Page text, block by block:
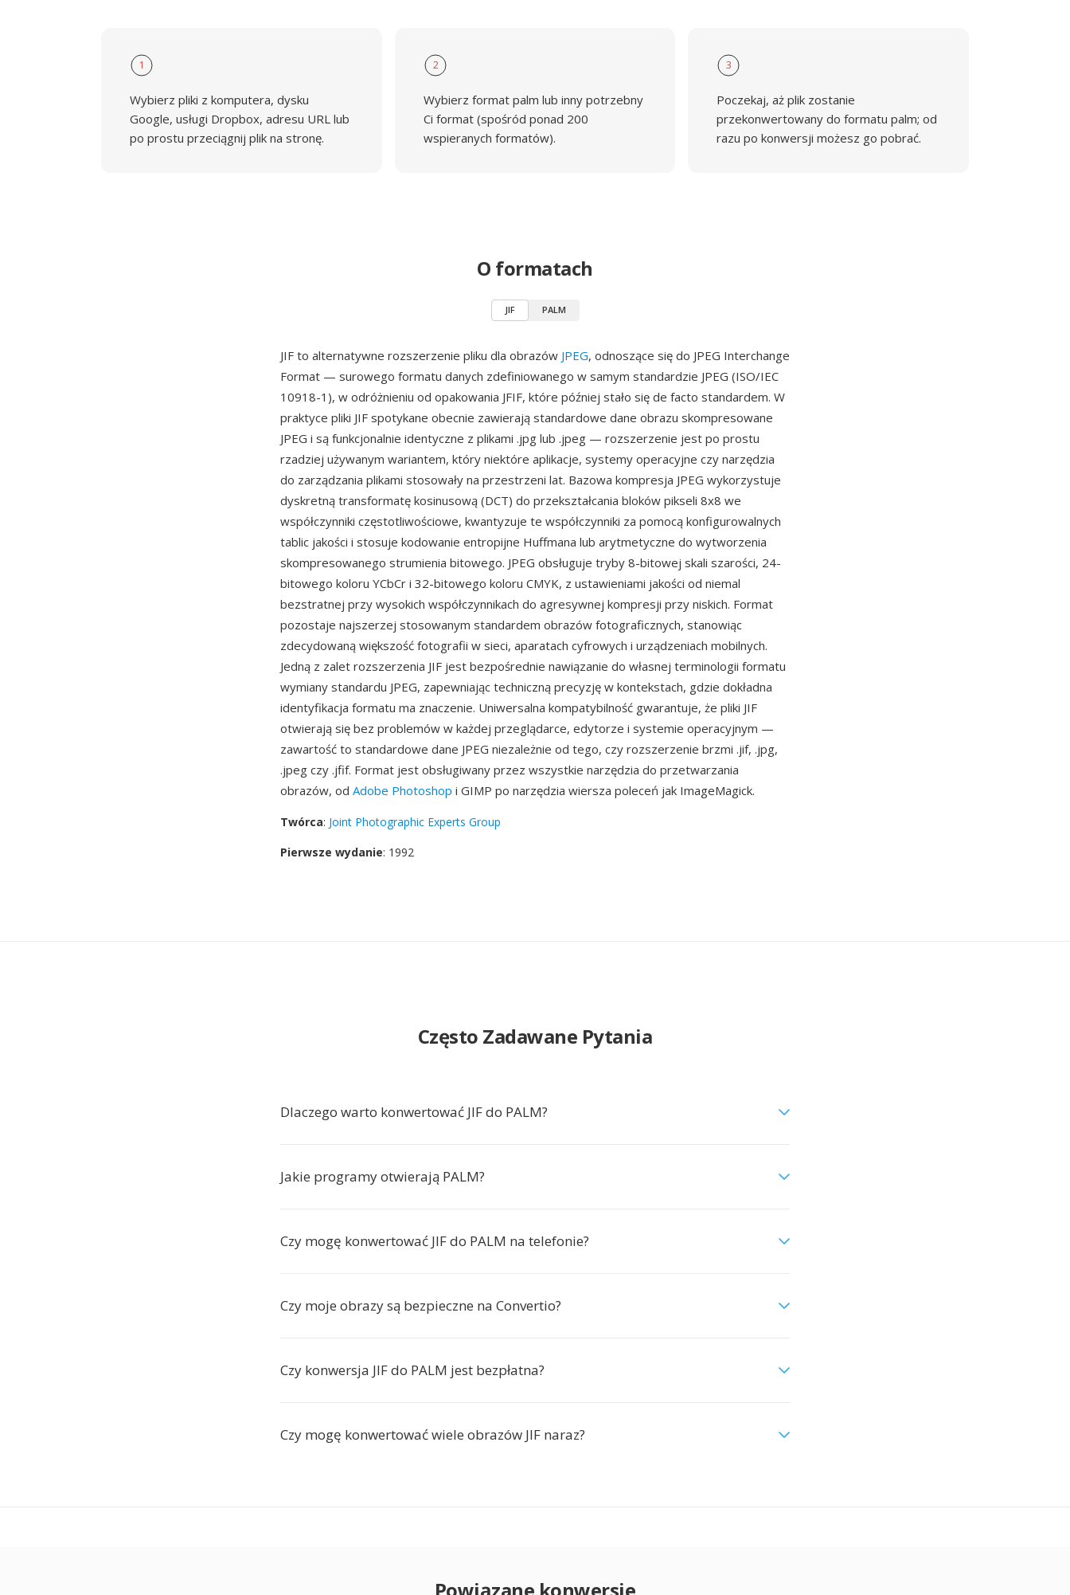
1
Wybierz pliki z komputera, dysku
Google, usługi Dropbox, adresu URL lub
po prostu przeciągnij plik na stronę.
2
Wybierz format palm lub inny potrzebny
Ci format (spośród ponad 200
wspieranych formatów).
3
Poczekaj, aż plik zostanie
przekonwertowany do formatu palm; od
razu po konwersji możesz go pobrać.
O formatach
JIF PALM
JIF to alternatywne rozszerzenie pliku dla obrazów JPEG, odnoszące się do JPEG Interchange
Format — surowego formatu danych zdefiniowanego w samym standardzie JPEG (ISO/IEC
10918-1), w odróżnieniu od opakowania JFIF, które później stało się de facto standardem. W
praktyce pliki JIF spotykane obecnie zawierają standardowe dane obrazu skompresowane
JPEG i są funkcjonalnie identyczne z plikami .jpg lub .jpeg — rozszerzenie jest po prostu
rzadziej używanym wariantem, który niektóre aplikacje, systemy operacyjne czy narzędzia
do zarządzania plikami stosowały na przestrzeni lat. Bazowa kompresja JPEG wykorzystuje
dyskretną transformatę kosinusową (DCT) do przekształcania bloków pikseli 8x8 we
współczynniki częstotliwościowe, kwantyzuje te współczynniki za pomocą konfigurowalnych
tablic jakości i stosuje kodowanie entropijne Huffmana lub arytmetyczne do wytworzenia
skompresowanego strumienia bitowego. JPEG obsługuje tryby 8-bitowej skali szarości, 24-
bitowego koloru YCbCr i 32-bitowego koloru CMYK, z ustawieniami jakości od niemal
bezstratnej przy wysokich współczynnikach do agresywnej kompresji przy niskich. Format
pozostaje najszerzej stosowanym standardem obrazów fotograficznych, stanowiąc
zdecydowaną większość fotografii w sieci, aparatach cyfrowych i urządzeniach mobilnych.
Jedną z zalet rozszerzenia JIF jest bezpośrednie nawiązanie do własnej terminologii formatu
wymiany standardu JPEG, zapewniając techniczną precyzję w kontekstach, gdzie dokładna
identyfikacja formatu ma znaczenie. Uniwersalna kompatybilność gwarantuje, że pliki JIF
otwierają się bez problemów w każdej przeglądarce, edytorze i systemie operacyjnym —
zawartość to standardowe dane JPEG niezależnie od tego, czy rozszerzenie brzmi .jif, .jpg,
.jpeg czy .jfif. Format jest obsługiwany przez wszystkie narzędzia do przetwarzania
obrazów, od Adobe Photoshop i GIMP po narzędzia wiersza poleceń jak ImageMagick.
Twórca: Joint Photographic Experts Group
Pierwsze wydanie: 1992
Często Zadawane Pytania
Dlaczego warto konwertować JIF do PALM?
Jakie programy otwierają PALM?
Czy mogę konwertować JIF do PALM na telefonie?
Czy moje obrazy są bezpieczne na Convertio?
Czy konwersja JIF do PALM jest bezpłatna?
Czy mogę konwertować wiele obrazów JIF naraz?